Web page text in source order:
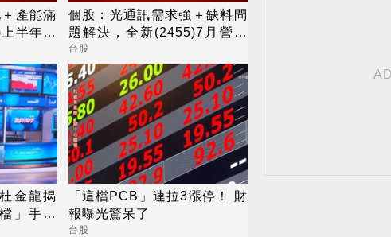
產能滿
半年營
個股：光通訊需求強＋缺料問
題解決，全新(2455)7月營收
創高、重拾成長動能
台股
金龍揭
」手腳
「這檔PCB」連拉3漲停！ 財
報曝光驚呆了
台股